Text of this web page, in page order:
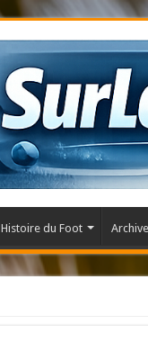
Histoire du Foot